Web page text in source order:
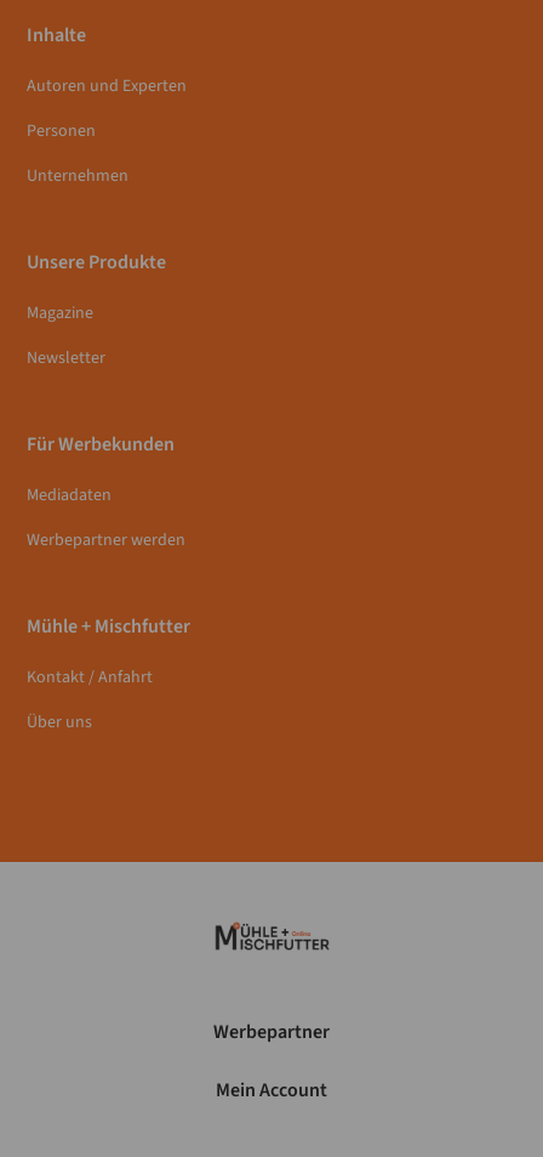
Inhalte
Autoren und Experten
Personen
Unternehmen
Unsere Produkte
Magazine
Newsletter
Für Werbekunden
Mediadaten
Werbepartner werden
Mühle + Mischfutter
Kontakt / Anfahrt
Über uns
Werbepartner
Mein Account